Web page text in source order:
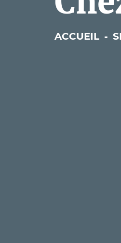
ACCUEIL -